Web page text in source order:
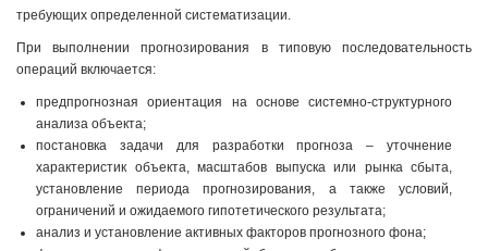
требующих определенной систематизации.
При выполнении прогнозирования в типовую последовательность
операций включается:
предпрогнозная ориентация на основе системно-структурного
анализа объекта;
постановка задачи для разработки прогноза – уточнение
характеристик объекта, масштабов выпуска или рынка сбыта,
установление периода прогнозирования, а также условий,
ограничений и ожидаемого гипотетического результата;
анализ и установление активных факторов прогнозного фона;